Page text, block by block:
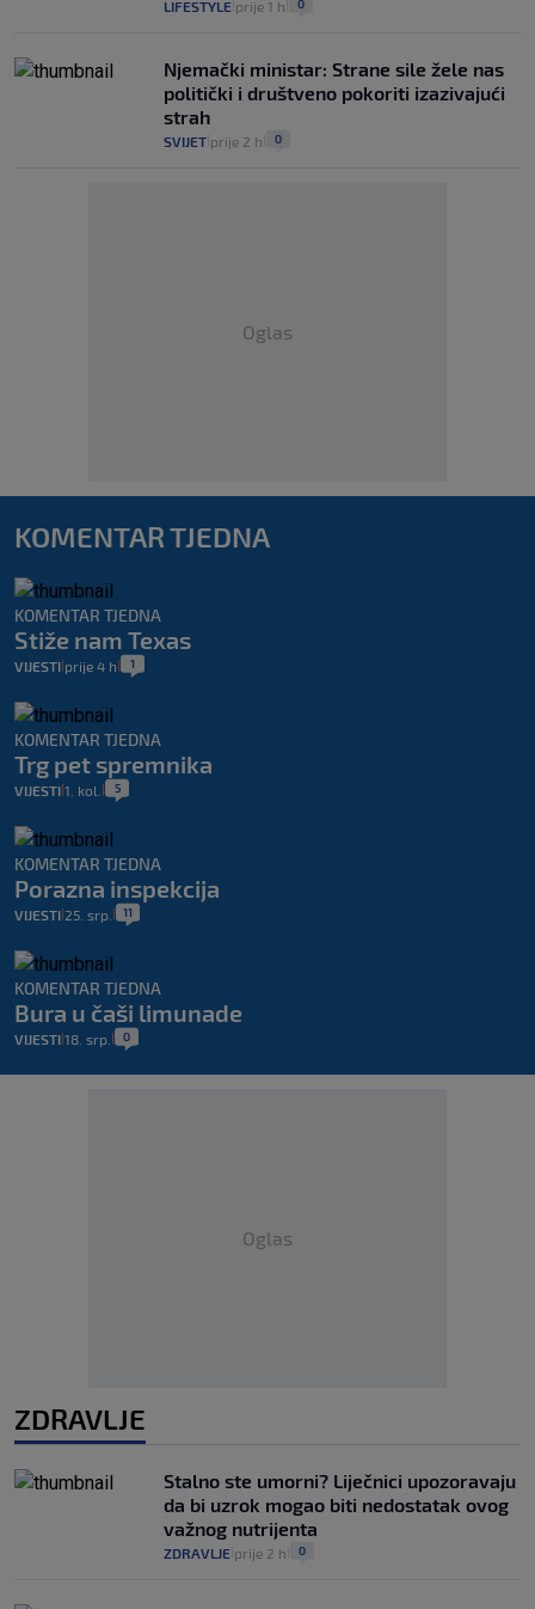
LIFESTYLE prije 1 h 0
Njemački ministar: Strane sile žele nas
politički i društveno pokoriti izazivajući
strah
SVIJET prije 2 h 0
Oglas
KOMENTAR TJEDNA
KOMENTAR TJEDNA
Stiže nam Texas
VIJESTI prije 4 h 1
KOMENTAR TJEDNA
Trg pet spremnika
VIJESTI 1. kol. 5
KOMENTAR TJEDNA
Porazna inspekcija
VIJESTI 25. srp. 11
KOMENTAR TJEDNA
Bura u čaši limunade
VIJESTI 18. srp. 0
Oglas
ZDRAVLJE
Stalno ste umorni? Liječnici upozoravaju
da bi uzrok mogao biti nedostatak ovog
važnog nutrijenta
ZDRAVLJE prije 2 h 0